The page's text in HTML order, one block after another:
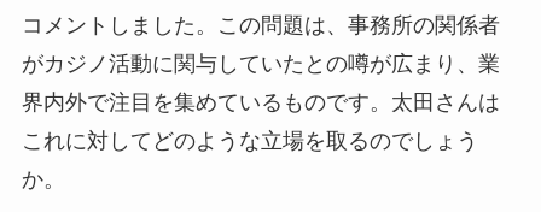
コメントしました。この問題は、事務所の関係者
がカジノ活動に関与していたとの噂が広まり、業
界内外で注目を集めているものです。太田さんは
これに対してどのような立場を取るのでしょう
か。